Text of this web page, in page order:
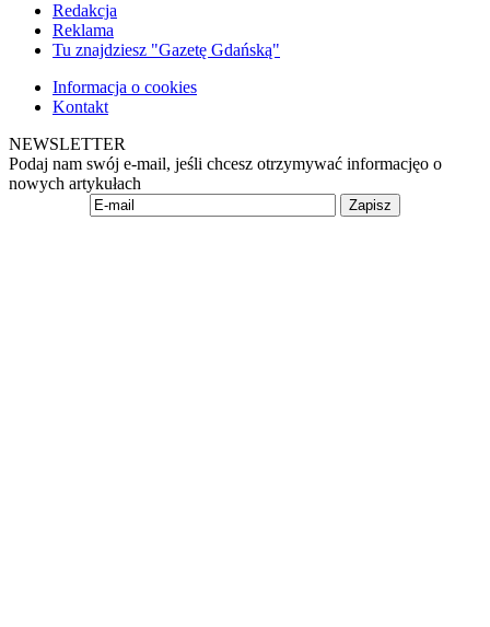
Redakcja
Reklama
Tu znajdziesz "Gazetę Gdańską"
Informacja o cookies
Kontakt
NEWSLETTER
Podaj nam swój e-mail, jeśli chcesz otrzymywać informacjęo o
nowych artykułach
Zapisz